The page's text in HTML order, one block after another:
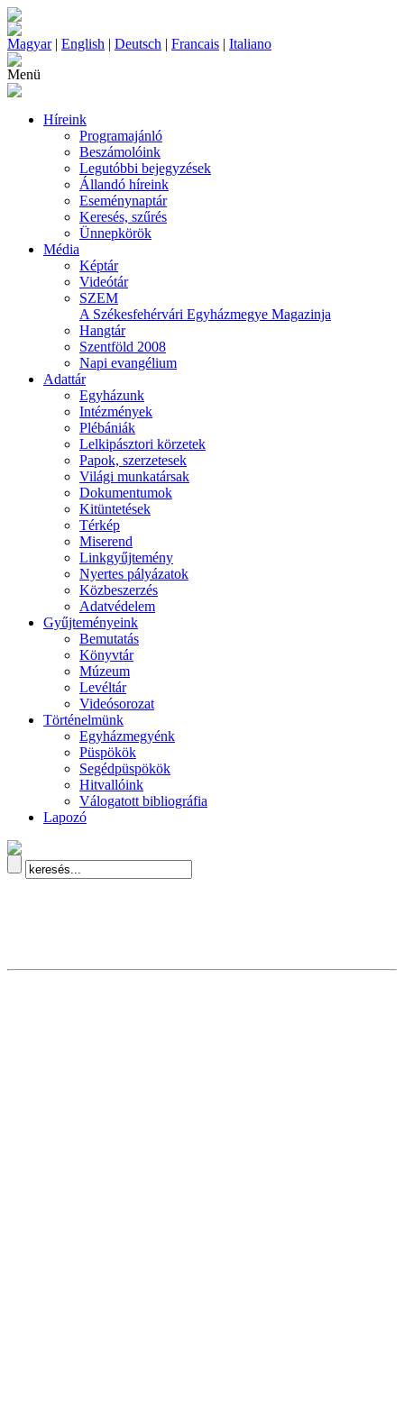
Magyar| English | Deutsch | Francais | Italiano
Menü
Híreink
Programajánló
Beszámolóink
Legutóbbi bejegyzések
Állandó híreink
Eseménynaptár
Keresés, szűrés
Ünnepkörök
Média
Képtár
Videótár
SZEM
A Székesfehérvári Egyházmegye Magazinja
Hangtár
Szentföld 2008
Napi evangélium
Adattár
Egyházunk
Intézmények
Plébániák
Lelkipásztori körzetek
Papok, szerzetesek
Világi munkatársak
Dokumentumok
Kitüntetések
Térkép
Miserend
Linkgyűjtemény
Nyertes pályázatok
Közbeszerzés
Adatvédelem
Gyűjteményeink
Bemutatás
Könyvtár
Múzeum
Levéltár
Videósorozat
Történelmünk
Egyházmegyénk
Püspökök
Segédpüspökök
Hitvallóink
Válogatott bibliográfia
Lapozó